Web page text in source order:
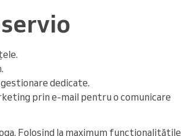
dedicate.
prin e-mail pentru o comunicare
Folosind la maximum funcționalitățile